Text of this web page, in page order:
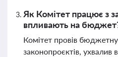
Як Комітет працює з
впливають на
Комітет провів
законопроєктів,